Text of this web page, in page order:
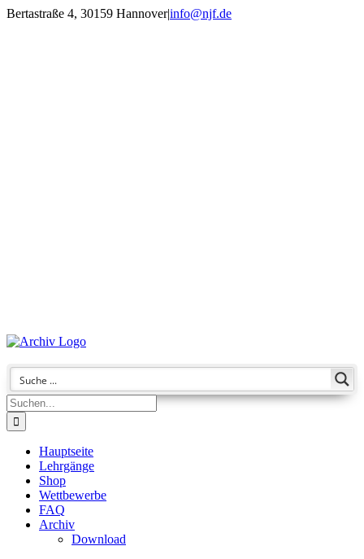
Zum
Bertastraße 4, 30159 Hannover|info@njf.de
Suche
nach:
Hauptseite
Lehrgänge
Shop
Wettbewerbe
FAQ
Archiv
Download